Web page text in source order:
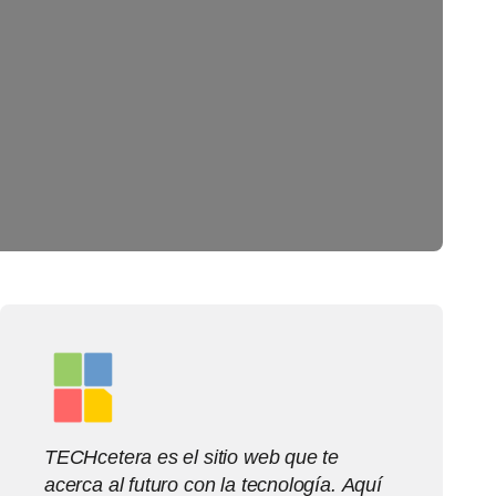
TECHcetera es el sitio web que te
acerca al futuro con la tecnología. Aquí